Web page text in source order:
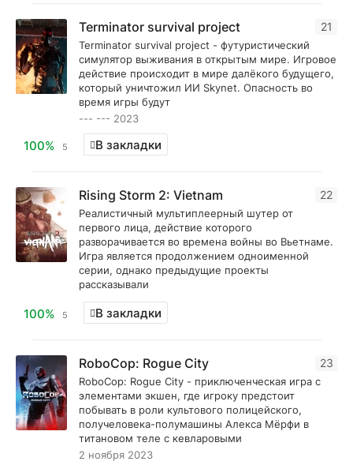
21
Terminator survival project
Terminator survival project - футуристический
симулятор выживания в открытым мире. Игровое
действие происходит в мире далёкого будущего,
который уничтожил ИИ Skynet. Опасность во
время игры будут
--- --- 2023
100% 5 В закладки
22
Rising Storm 2: Vietnam
Реалистичный мультиплеерный шутер от
первого лица, действие которого
разворачивается во времена войны во Вьетнаме.
Игра является продолжением одноименной
серии, однако предыдущие проекты
рассказывали
100% 5 В закладки
23
RoboCop: Rogue City
RoboCop: Rogue City - приключенческая игра с
элементами экшен, где игроку предстоит
побывать в роли культового полицейского,
получеловека-полумашины Алекса Мёрфи в
титановом теле с кевларовыми
2 ноября 2023